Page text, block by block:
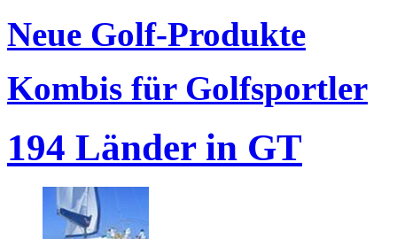
Neue Golf-Produkte
Kombis für Golfsportler
194 Länder in GT